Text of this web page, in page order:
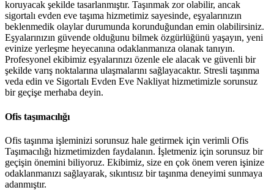
koruyacak şekilde tasarlanmıştır. Taşınmak zor olabilir, ancak
sigortalı evden eve taşıma hizmetimiz sayesinde, eşyalarınızın
beklenmedik olaylar durumunda korunduğundan emin olabilirsiniz.
Eşyalarınızın güvende olduğunu bilmek özgürlüğünü yaşayın, yeni
evinize yerleşme heyecanına odaklanmanıza olanak tanıyın.
Profesyonel ekibimiz eşyalarınızı özenle ele alacak ve güvenli bir
şekilde varış noktalarına ulaşmalarını sağlayacaktır. Stresli taşınma
veda edin ve Sigortalı Evden Eve Nakliyat hizmetimizle sorunsuz
bir geçişe merhaba deyin.
Ofis taşımacılığı
Ofis taşınma işleminizi sorunsuz hale getirmek için verimli Ofis
Taşımacılığı hizmetimizden faydalanın. İşletmeniz için sorunsuz bir
geçişin önemini biliyoruz. Ekibimiz, size en çok önem veren işinize
odaklanmanızı sağlayarak, sıkıntısız bir taşınma deneyimi sunmaya
adanmıştır.